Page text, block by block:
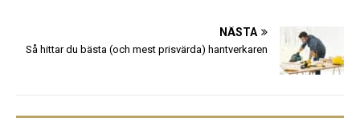
NÄSTA
Så hittar du bästa (och mest prisvärda) hantverkaren